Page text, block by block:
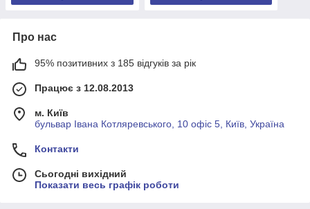
Про нас
95% позитивних з 185 відгуків за рік
Працює з 12.08.2013
м. Київ
бульвар Івана Котляревського, 10 офіс 5, Київ, Україна
Контакти
Сьогодні вихідний
Показати весь графік роботи